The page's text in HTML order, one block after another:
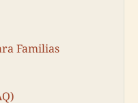
Familias